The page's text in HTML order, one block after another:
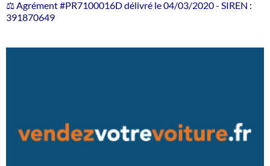
⚖️ Agrément #PR7100016D délivré le 04/03/2020 - SIREN :
391870649